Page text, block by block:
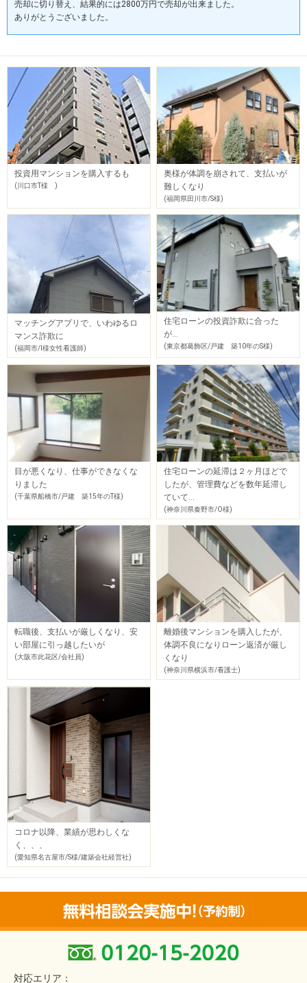
売却に切り替え、結果的には2800万円で売却が出来ました。
ありがとうございました。
投資用マンションを購入するも
(川口市T様 )
奥様が体調を崩されて、支払いが
難しくなり
(福岡県田川市/S様)
マッチングアプリで、いわゆるロ
マンス詐欺に
(福岡市/I様女性看護師)
住宅ローンの投資詐欺に合った
が…
(東京都葛飾区/戸建 築10年のS様)
目が悪くなり、仕事ができなくな
りました
(千葉県船橋市/戸建 築15年のT様)
住宅ローンの延滞は２ヶ月ほどで
したが、管理費などを数年延滞し
ていて…
(神奈川県秦野市/O様)
転職後、支払いが厳しくなり、安
い部屋に引っ越したいが
(大阪市此花区/会社員)
離婚後マンションを購入したが、
体調不良になりローン返済が厳し
くなり
(神奈川県横浜市/看護士)
コロナ以降、業績が思わしくな
く、、、
(愛知県名古屋市/S様/建築会社経営社)
対応エリア：